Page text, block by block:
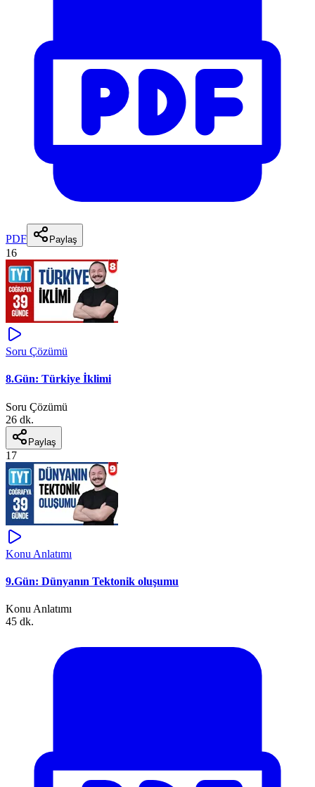
PDF Paylaş
16
Soru Çözümü
8.Gün: Türkiye İklimi
Soru Çözümü
26 dk.
Paylaş
17
Konu Anlatımı
9.Gün: Dünyanın Tektonik oluşumu
Konu Anlatımı
45 dk.